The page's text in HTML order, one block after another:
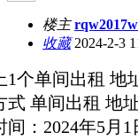
楼主 rqw2017w
收藏2024-2-3
1个单间出租 地
式 单间出租 地
间：2024年5月